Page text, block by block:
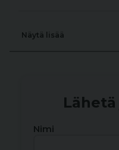
Näytä lisää
Nimi